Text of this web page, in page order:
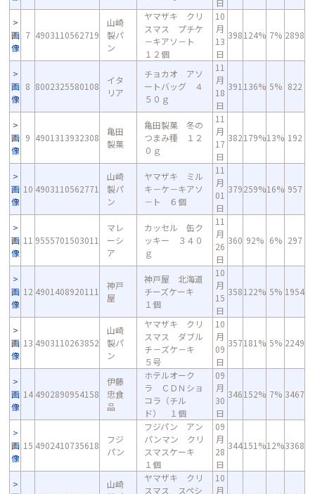
日
画
像
7 4903110562719
山崎
製パ
ン
ヤマザキ クリ
スマス プチケ
－キアソ－ト
１２個
10
月
13
日
398124% 7% 2898
画
像
8 8002325580108
イタ
リア
チョカオ アソ
ートバッグ ４
５０ｇ
11
月
18
日
391 136% 5% 822
画
像
9 4901313932308
亀田
製菓
亀田製菓 冬の
つまみ種 １２
０ｇ
11
月
17
日
382179%13% 192
画
像
10 4903110562771
山崎
製パ
ン
ヤマザキ ミル
キ－ケ－キアソ
－ト ６個
11
月
01
日
379259%16% 957
画
像
11 9555701503011
マレ
ーシ
ア
カッセル 缶ク
ッキー ３４０
ｇ
11
月
26
日
360 92% 6% 297
画
像
12 4901408920111
神戸
屋
神戸屋 北海道
チーズケーキ
１個
10
月
15
日
358122% 5% 1954
画
像
13 4903110263852
山崎
製パ
ン
ヤマザキ クリ
スマス ダブル
チ－ズケ－キ
５号
10
月
09
日
357181% 5% 2249
画
像
14 4902890954158
伊藤
忠食
品
ホテルオーク
ラ ＣＤＮショ
コラ（チル
ド） １個
09
月
30
日
346152% 7% 3467
画
像
15 4902410735618
フジ
パン
フジパン アン
パンマン クリ
スマスケーキ
１個
09
月
28
日
344151%12%3368
山崎
ヤマザキ クリ
スマス スペシ
10
月